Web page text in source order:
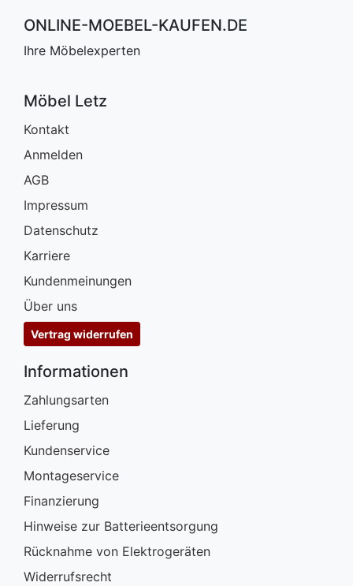
ONLINE-MOEBEL-KAUFEN.DE
Ihre Möbelexperten
Möbel Letz
Kontakt
Anmelden
AGB
Impressum
Datenschutz
Karriere
Kundenmeinungen
Über uns
Vertrag widerrufen
Informationen
Zahlungsarten
Lieferung
Kundenservice
Montageservice
Finanzierung
Hinweise zur Batterieentsorgung
Rücknahme von Elektrogeräten
Widerrufsrecht